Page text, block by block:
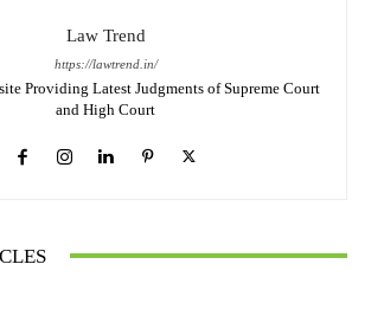
Law Trend
https://lawtrend.in/
Providing Latest Judgments of Supreme Court
and High Court